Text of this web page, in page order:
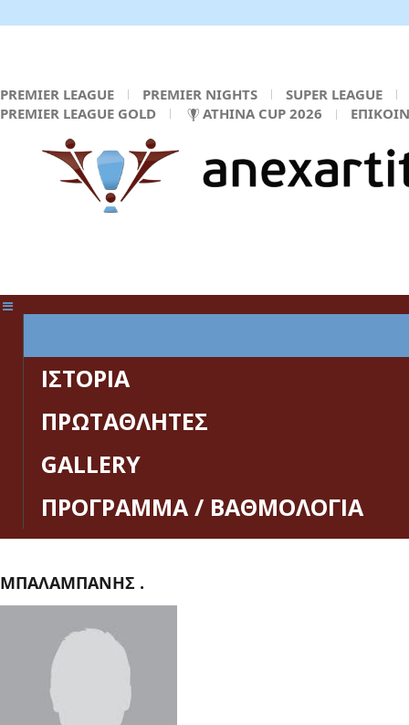
PREMIER LEAGUE PREMIER NIGHTS
SUPER LEAGUE
PREMIER LEAGUE GOLD
ATHINA CUP 2026
ΙΣΤΟΡΙΑ
ΠΡΩΤΑΘΛΗΤΕΣ
GALLERY
ΠΡΟΓΡΑΜΜΑ / ΒΑΘΜΟΛΟΓΙΑ
ΜΠΑΛΑΜΠΑΝΗΣ .